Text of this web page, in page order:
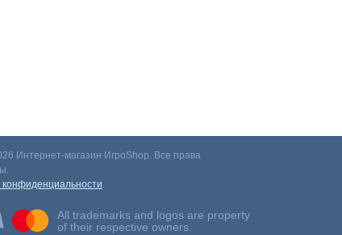
Интернет-магазин ИгроShop. Все права
конфиденциальности.
All trademarks and logos are property
of their respective owners.